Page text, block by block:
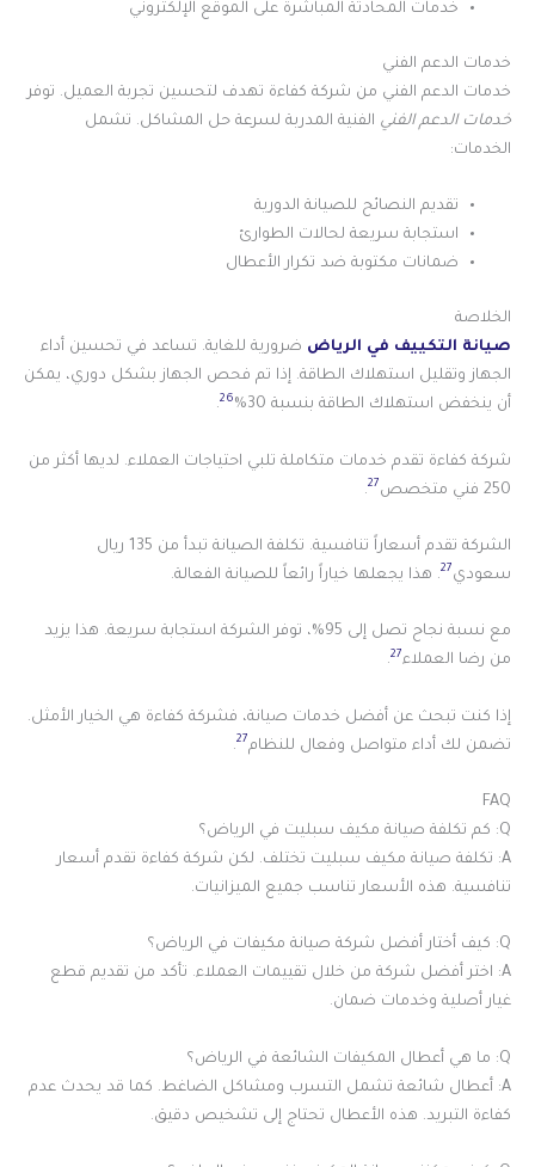
خدمات المحادثة المباشرة على الموقع الإلكتروني
خدمات الدعم الفني
خدمات الدعم الفني من شركة كفاءة تهدف لتحسين تجربة العميل. توفر
خدمات الدعم الفني الفنية المدربة لسرعة حل المشاكل. تشمل
الخدمات:
تقديم النصائح للصيانة الدورية
استجابة سريعة لحالات الطوارئ
ضمانات مكتوبة ضد تكرار الأعطال
الخلاصة
صيانة التكييف في الرياض ضرورية للغاية. تساعد في تحسين أداء
الجهاز وتقليل استهلاك الطاقة. إذا تم فحص الجهاز بشكل دوري، يمكن
أن ينخفض استهلاك الطاقة بنسبة 30%
26
.
شركة كفاءة تقدم خدمات متكاملة تلبي احتياجات العملاء. لديها أكثر من
250 فني متخصص
27
.
الشركة تقدم أسعاراً تنافسية. تكلفة الصيانة تبدأ من 135 ريال
سعودي27. هذا يجعلها خياراً رائعاً للصيانة الفعالة.
مع نسبة نجاح تصل إلى 95%، توفر الشركة استجابة سريعة. هذا يزيد
من رضا العملاء27
.
إذا كنت تبحث عن أفضل خدمات صيانة، فشركة كفاءة هي الخيار الأمثل.
تضمن لك أداء متواصل وفعال للنظام27
.
FAQ
Q: كم تكلفة صيانة مكيف سبليت في الرياض؟
A: تكلفة صيانة مكيف سبليت تختلف. لكن شركة كفاءة تقدم أسعار
تنافسية. هذه الأسعار تناسب جميع الميزانيات.
Q: كيف أختار أفضل شركة صيانة مكيفات في الرياض؟
A: اختر أفضل شركة من خلال تقييمات العملاء. تأكد من تقديم قطع
غيار أصلية وخدمات ضمان.
Q: ما هي أعطال المكيفات الشائعة في الرياض؟
A: أعطال شائعة تشمل التسرب ومشاكل الضاغط. كما قد يحدث عدم
كفاءة التبريد. هذه الأعطال تحتاج إلى تشخيص دقيق.